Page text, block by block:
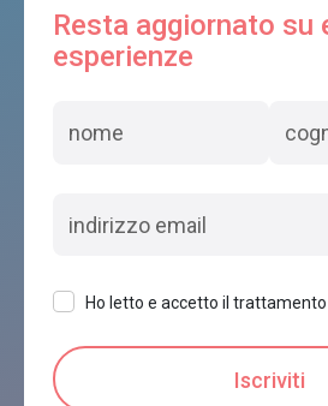
Resta aggiornato su
esperienze
Ho letto e accetto il